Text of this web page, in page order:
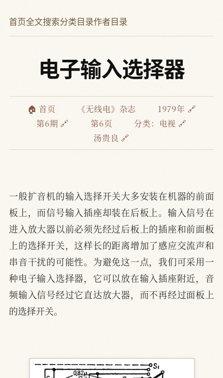
首页全文搜索分类目录作者目录
电子输入选择器
🏠 首页 《无线电》杂志
1979年 🔗
第6期 🔗
第6页 分类： 电视 🔗
汤贵良 🔗
一般扩音机的输入选择开关大多安装在机器的前面
板上，而信号输入插座却装在后板上。输入信号在
进入放大器以前必须先经过后板上的插座和前面板
上的选择开关，这样长的距离增加了感应交流声和
串音干扰的可能性。为避免这一点，我们可采用一
种电子输入选择器，它可以放在输入插座附近，音
频输入信号经过它直达放大器，而不再经过面板上
的选择开关。